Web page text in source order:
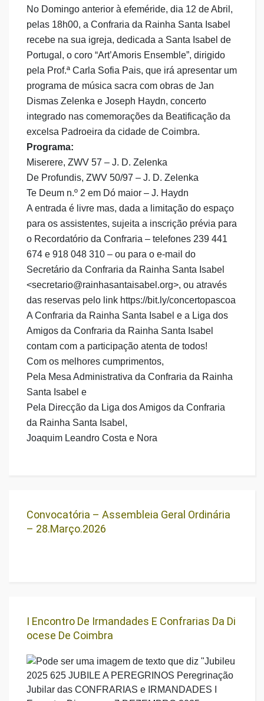
No Domingo anterior à efeméride, dia 12 de Abril,
pelas 18h00, a Confraria da Rainha Santa Isabel
recebe na sua igreja, dedicada a Santa Isabel de
Portugal, o coro “Art’Amoris Ensemble”, dirigido
pela Prof.ª Carla Sofia Pais, que irá apresentar um
programa de música sacra com obras de Jan
Dismas Zelenka e Joseph Haydn, concerto
integrado nas comemorações da Beatificação da
excelsa Padroeira da cidade de Coimbra.
Programa:
Miserere, ZWV 57 – J. D. Zelenka
De Profundis, ZWV 50/97 – J. D. Zelenka
Te Deum n.º 2 em Dó maior – J. Haydn
A entrada é livre mas, dada a limitação do espaço
para os assistentes, sujeita a inscrição prévia para
o Recordatório da Confraria – telefones 239 441
674 e 918 048 310 – ou para o e-mail do
Secretário da Confraria da Rainha Santa Isabel
<secretario@rainhasantaisabel.org>, ou através
das reservas pelo link https://bit.ly/concertopascoa
A Confraria da Rainha Santa Isabel e a Liga dos
Amigos da Confraria da Rainha Santa Isabel
contam com a participação atenta de todos!
Com os melhores cumprimentos,
Pela Mesa Administrativa da Confraria da Rainha
Santa Isabel e
Pela Direcção da Liga dos Amigos da Confraria
da Rainha Santa Isabel,
Joaquim Leandro Costa e Nora
Convocatória – Assembleia Geral Ordinária
– 28.março.2026
I Encontro De Irmandades E Confrarias Da Di
Ocese De Coimbra